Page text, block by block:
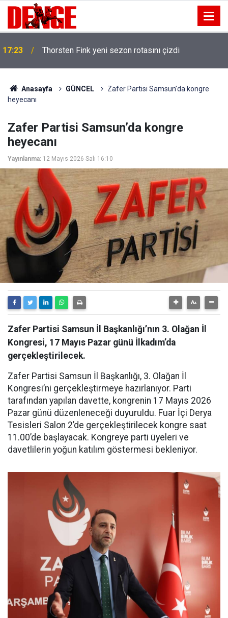
17:23 Thorsten Fink yeni sezon rotasını çizdi
Anasayfa GÜNCEL
Zafer Partisi Samsun’da kongre
heyecanı
Zafer Partisi Samsun’da kongre
heyecanı
Yayınlanma: 12 Mayıs 2026 Salı 16:10
Zafer Partisi Samsun İl Başkanlığı’nın 3. Olağan İl
Kongresi, 17 Mayıs Pazar günü İlkadım’da
gerçekleştirilecek.
Zafer Partisi Samsun İl Başkanlığı, 3. Olağan İl
Kongresi’ni gerçekleştirmeye hazırlanıyor. Parti
tarafından yapılan davette, kongrenin 17 Mayıs 2026
Pazar günü düzenleneceği duyuruldu. Fuar İçi Derya
Tesisleri Salon 2’de gerçekleştirilecek kongre saat
11.00’de başlayacak. Kongreye parti üyeleri ve
davetlilerin yoğun katılım göstermesi bekleniyor.